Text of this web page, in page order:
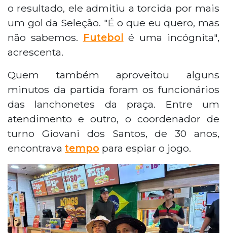
o resultado, ele admitiu a torcida por mais
um gol da Seleção. "É o que eu quero, mas
não sabemos. Futebol é uma incógnita",
acrescenta.
Quem também aproveitou alguns
minutos da partida foram os funcionários
das lanchonetes da praça. Entre um
atendimento e outro, o coordenador de
turno Giovani dos Santos, de 30 anos,
encontrava tempo para espiar o jogo.